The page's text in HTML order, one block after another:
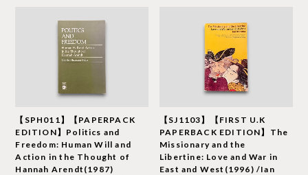
【SPH011】【PAPERPACK
EDITION】Politics and
Freedom: Human Will and
Action in the Thought of
Hannah Arendt(1987)
【SJ1103】【FIRST U.K
PAPERBACK EDITION】The
Missionary and the
Libertine: Love and War in
East and West(1996) /Ian